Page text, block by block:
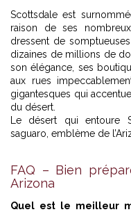
Scottsdale est
raison de ses
dressent de
dizaines de millions de
son élégance, ses
aux rues
gigantesques qui
du désert.
Le désert qui entoure
saguaro, emblème de
FAQ – Bien
Arizona
Quel est le meilleur